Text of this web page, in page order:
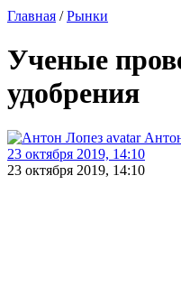
Главная /Рынки
Ученые
удобрения
23 октября 2019, 14:10
23 октября 2019, 14:10